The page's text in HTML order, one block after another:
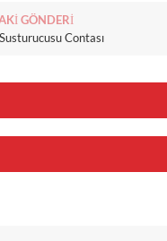
GÖNDERI
Contası